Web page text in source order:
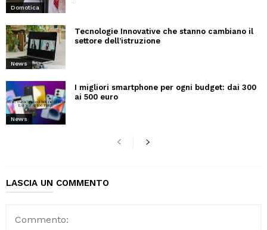
Domotica
News
Tecnologie Innovative che stanno cambiano il
settore dell’istruzione
News
I migliori smartphone per ogni budget: dai 300
ai 500 euro
LASCIA UN COMMENTO